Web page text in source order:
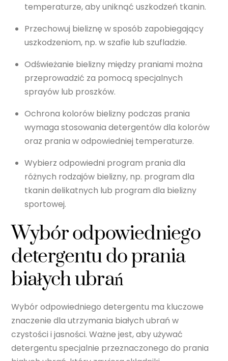
temperaturze, aby uniknąć uszkodzeń tkanin.
Przechowuj bieliznę w sposób zapobiegający
uszkodzeniom, np. w szafie lub szufladzie.
Odświeżanie bielizny między praniami można
przeprowadzić za pomocą specjalnych
sprayów lub proszków.
Ochrona kolorów bielizny podczas prania
wymaga stosowania detergentów dla kolorów
oraz prania w odpowiedniej temperaturze.
Wybierz odpowiedni program prania dla
różnych rodzajów bielizny, np. program dla
tkanin delikatnych lub program dla bielizny
sportowej.
Wybór odpowiedniego
detergentu do prania
białych ubrań
Wybór odpowiedniego detergentu ma kluczowe
znaczenie dla utrzymania białych ubrań w
czystości i jasności. Ważne jest, aby używać
detergentu specjalnie przeznaczonego do prania